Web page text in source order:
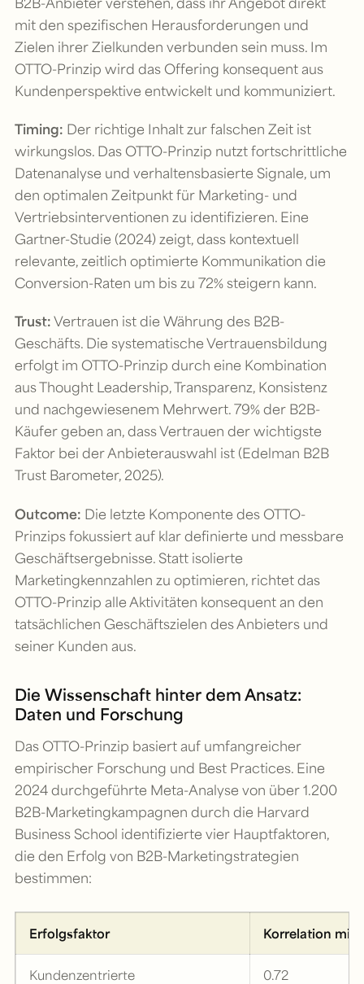
mit den spezifischen Herausforderungen und
Zielen ihrer Zielkunden verbunden sein muss. Im
OTTO-Prinzip wird das Offering konsequent aus
Kundenperspektive entwickelt und kommuniziert.
Timing: Der richtige Inhalt zur falschen Zeit ist
wirkungslos. Das OTTO-Prinzip nutzt fortschrittliche
Datenanalyse und verhaltensbasierte Signale, um
den optimalen Zeitpunkt für Marketing- und
Vertriebsinterventionen zu identifizieren. Eine
Gartner-Studie (2024) zeigt, dass kontextuell
relevante, zeitlich optimierte Kommunikation die
Conversion-Raten um bis zu 72% steigern kann.
Trust:Vertrauen ist die Währung des B2B-
Geschäfts. Die systematische Vertrauensbildung
erfolgt im OTTO-Prinzip durch eine Kombination
aus Thought Leadership, Transparenz, Konsistenz
und nachgewiesenem Mehrwert. 79% der B2B-
Käufer geben an, dass Vertrauen der wichtigste
Faktor bei der Anbieterauswahl ist (Edelman B2B
Trust Barometer, 2025).
Outcome: Die letzte Komponente des OTTO-
Prinzips fokussiert auf klar definierte und messbare
Geschäftsergebnisse. Statt isolierte
Marketingkennzahlen zu optimieren, richtet das
OTTO-Prinzip alle Aktivitäten konsequent an den
tatsächlichen Geschäftszielen des Anbieters und
seiner Kunden aus.
Die Wissenschaft hinter dem Ansatz:
Daten und Forschung
Das OTTO-Prinzip basiert auf umfangreicher
empirischer Forschung und Best Practices. Eine
2024 durchgeführte Meta-Analyse von über 1.200
B2B-Marketingkampagnen durch die Harvard
Business School identifizierte vier Hauptfaktoren,
die den Erfolg von B2B-Marketingstrategien
bestimmen:
Erfolgsfaktor Korrelation mit
Kundenzentrierte
0.72